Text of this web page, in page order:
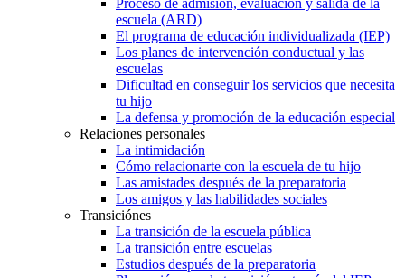
escuela (ARD)
El programa de educación individualizada (IEP)
Los planes de intervención conductual y las
escuelas
Dificultad en conseguir los servicios que necesita
tu hijo
La defensa y promoción de la educación especial
Relaciones personales
La intimidación
Cómo relacionarte con la escuela de tu hijo
Las amistades después de la preparatoria
Los amigos y las habilidades sociales
Transiciónes
La transición de la escuela pública
La transición entre escuelas
Estudios después de la preparatoria